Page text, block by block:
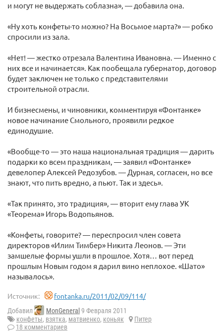
и могут не выдержать соблазна», — добавила она.
«Ну хоть конфеты-то можно? На Восьмое марта?» — робко
спросили из зала.
«Нет! — жестко отрезала Валентина Ивановна. — Именно с
них все и начинается». Как пообещала губернатор, договор
будет заключен не только с представителями
строительной отрасли.
И бизнесмены, и чиновники, комментируя «Фонтанке»
новое начинание Смольного, проявили редкое
единодушие.
«Вообще-то — это наша национальная традиция — дарить
подарки ко всем праздникам, — заявил «Фонтанке»
девелопер Алексей Редозубов. — Дурная, согласен, но все
знают, что пить вредно, а пьют. Так и здесь».
«Так принято, это традиция», — вторит ему глава УК
«Теорема» Игорь Водопьянов.
«Конфеты, говорите? — переспросил член совета
директоров «Илим Тимбер» Никита Леонов. — Эти
замшелые формы ушли в прошлое. Хотя… вот перед
прошлым Новым годом я дарил вино неплохое. «Шато»
называлось».
Источник: fontanka.ru/2011/02/09/114/
Добавил MonGeneral 9 Февраля 2011
конфеты, взятка, матвиенко, коньяк
Питер
18 комментариев